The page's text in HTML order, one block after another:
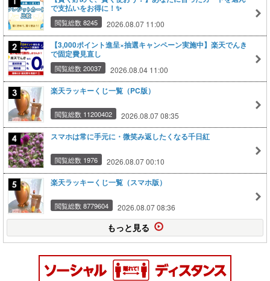
で支払いをお得に！✨
閲覧総数 8245 2026.08.07 11:00
【3,000ポイント進呈×抽選キャンペーン実施中】楽天でんき
で固定費見直し
閲覧総数 20037 2026.08.04 11:00
楽天ラッキーくじ一覧（PC版）
閲覧総数 11200402 2026.08.07 08:35
スマホは常に手元に・微笑み返したくなる千日紅
閲覧総数 1976 2026.08.07 00:10
楽天ラッキーくじ一覧（スマホ版）
閲覧総数 8779604 2026.08.07 08:36
もっと見る